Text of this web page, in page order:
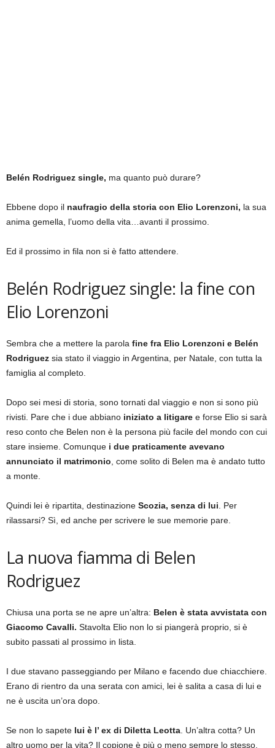
Belén Rodriguez single, ma quanto può durare?
Ebbene dopo il naufragio della storia con Elio Lorenzoni, la sua
anima gemella, l’uomo della vita…avanti il prossimo.
Ed il prossimo in fila non si è fatto attendere.
Belén Rodriguez single: la fine con
Elio Lorenzoni
Sembra che a mettere la parola fine fra Elio Lorenzoni e Belén
Rodriguez sia stato il viaggio in Argentina, per Natale, con tutta la
famiglia al completo.
Dopo sei mesi di storia, sono tornati dal viaggio e non si sono più
rivisti. Pare che i due abbiano iniziato a litigare e forse Elio si sarà
reso conto che Belen non è la persona più facile del mondo con cui
stare insieme. Comunque i due praticamente avevano
annunciato il matrimonio , come solito di Belen ma è andato tutto
a monte.
Quindi lei è ripartita, destinazione Scozia, senza di lui . Per
rilassarsi? Sì, ed anche per scrivere le sue memorie pare.
La nuova fiamma di Belen
Rodriguez
Chiusa una porta se ne apre un’altra: Belen è stata avvistata con
Giacomo Cavalli. Stavolta Elio non lo si piangerà proprio, si è
subito passati al prossimo in lista.
I due stavano passeggiando per Milano e facendo due chiacchiere.
Erano di rientro da una serata con amici, lei è salita a casa di lui e
ne è uscita un’ora dopo.
Se non lo sapete lui è l’ ex di Diletta Leotta . Un’altra cotta? Un
altro uomo per la vita? Il copione è più o meno sempre lo stesso.